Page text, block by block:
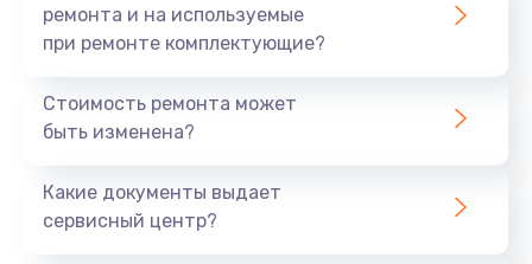
ремонта и на используемые
при ремонте комплектующие?
Стоимость ремонта может
быть изменена?
Какие документы выдает
сервисный центр?